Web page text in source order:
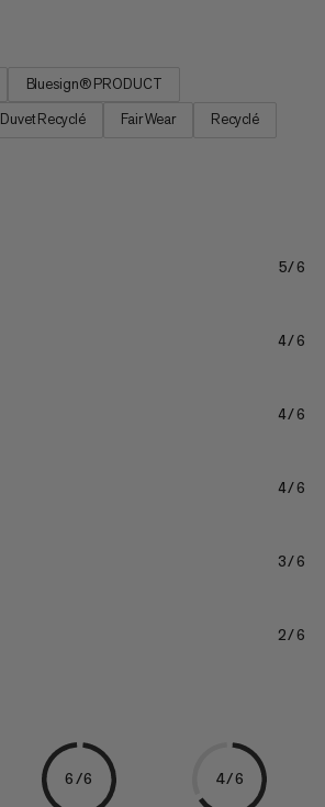
Bluesign® PRODUCT
Duvet Recyclé Fair Wear Recyclé
5/6
4/6
4/6
4/6
3/6
2/6
6/6 4/6